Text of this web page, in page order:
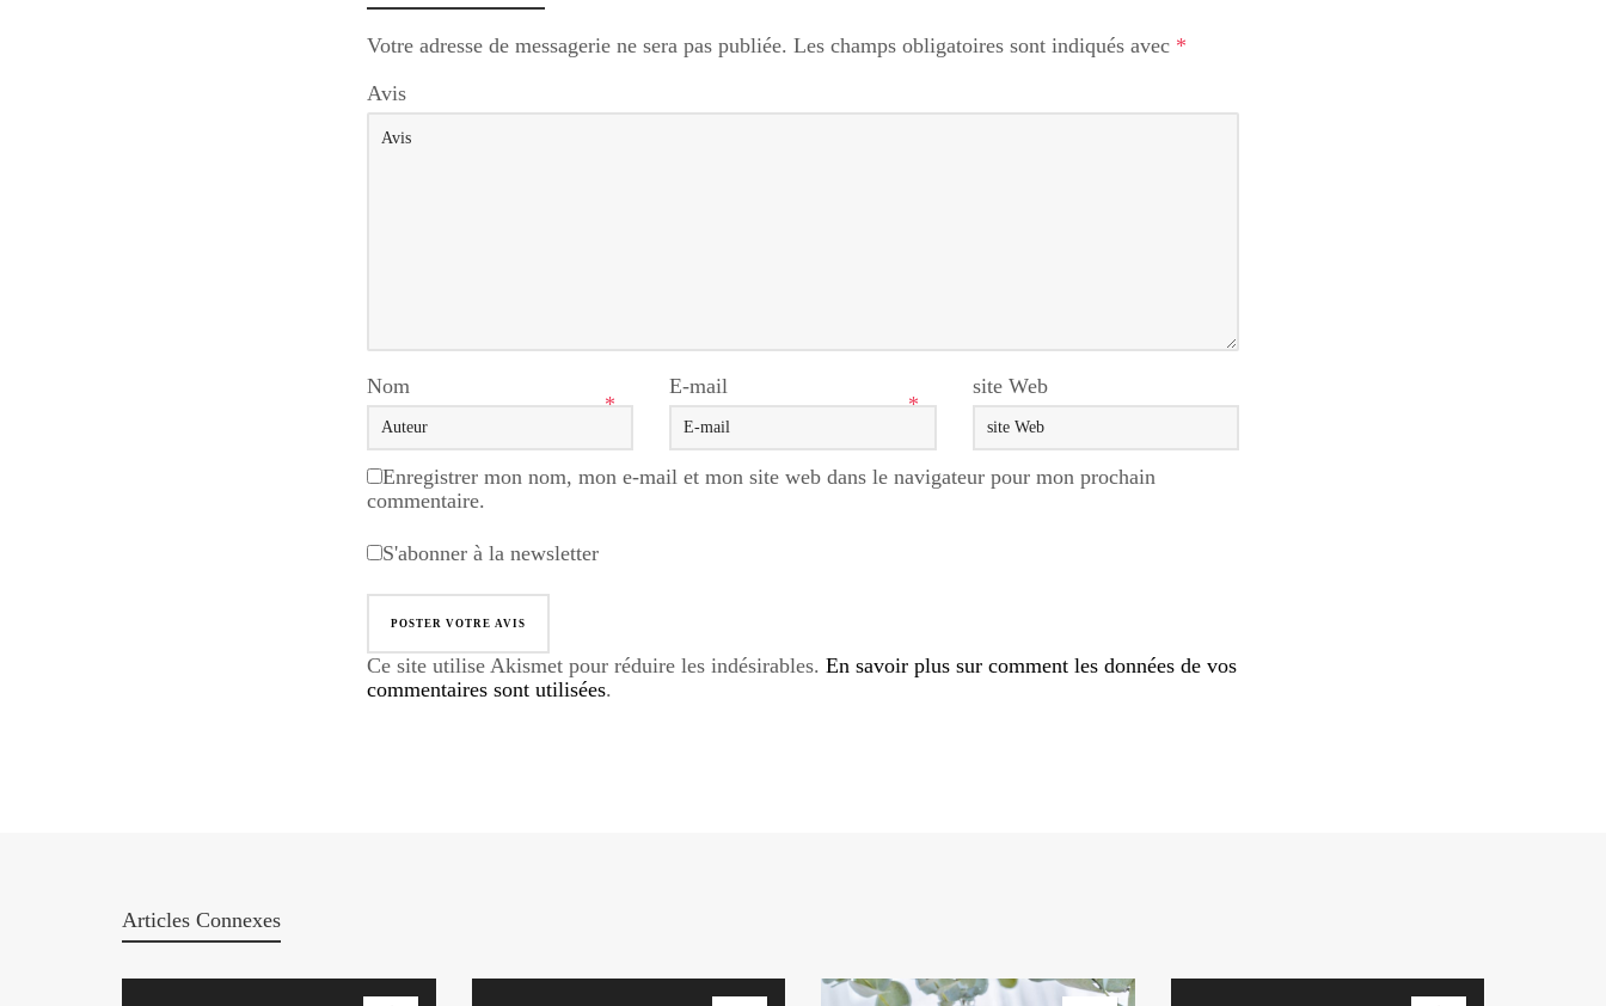
Votre adresse de messagerie ne sera pas publiée. Les champs obligatoires sont indiqués avec *
Avis
Nom
*
E-mail
*
site Web
Enregistrer mon nom, mon e-mail et mon site web dans le navigateur pour mon prochain
commentaire.
S'abonner à la newsletter
Ce site utilise Akismet pour réduire les indésirables. En savoir plus sur comment les données de vos
commentaires sont utilisées.
Articles Connexes